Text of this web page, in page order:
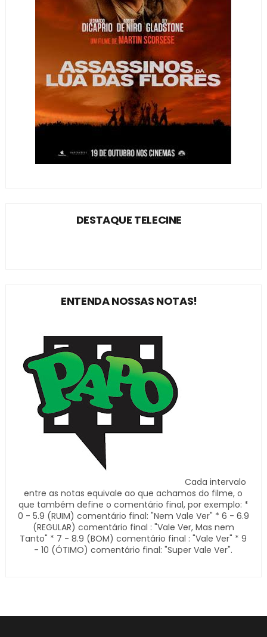
DESTAQUE TELECINE
ENTENDA NOSSAS NOTAS!
Cada intervalo
entre as notas equivale ao que achamos do filme, o
que também define o comentário final, por exemplo: *
0 - 5.9 (RUIM) comentário final: "Nem Vale Ver" * 6 - 6.9
(REGULAR) comentário final : "Vale Ver, Mas nem
Tanto" * 7 - 8.9 (BOM) comentário final : "Vale Ver" * 9
- 10 (ÓTIMO) comentário final: "Super Vale Ver".